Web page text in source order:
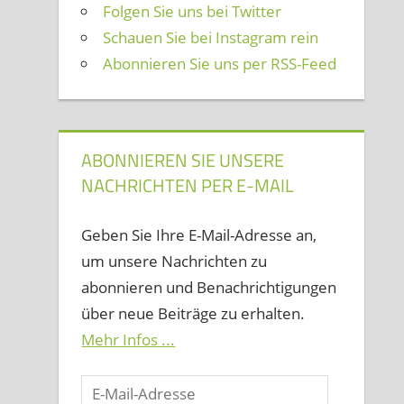
Folgen Sie uns bei Twitter
Schauen Sie bei Instagram rein
Abonnieren Sie uns per RSS-Feed
ABONNIEREN SIE UNSERE
NACHRICHTEN PER E-MAIL
Geben Sie Ihre E-Mail-Adresse an,
um unsere Nachrichten zu
abonnieren und Benachrichtigungen
über neue Beiträge zu erhalten.
Mehr Infos ...
E-